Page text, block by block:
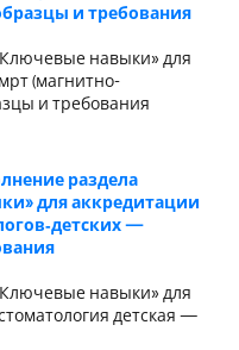
и требования
навыки» для
(магнитно-
и требования
раздела
для аккредитации
—
навыки» для
детская —